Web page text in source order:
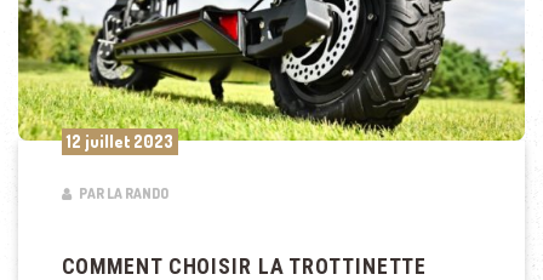
12 juillet 2023
PAR LA RANDO
COMMENT CHOISIR LA TROTTINETTE